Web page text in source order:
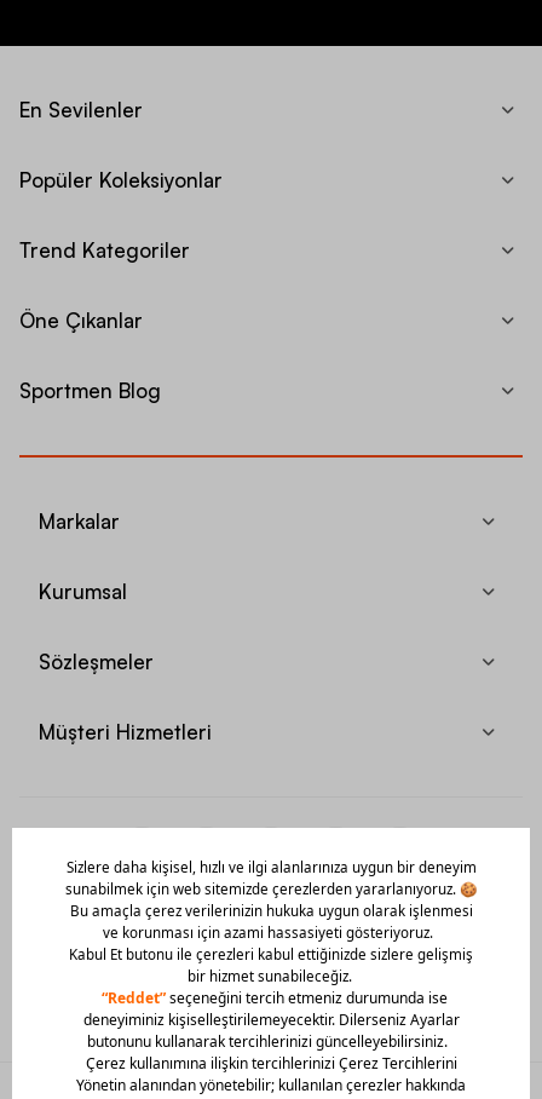
En Sevilenler
Popüler Koleksiyonlar
Trend Kategoriler
Öne Çıkanlar
Sportmen Blog
Markalar
Kurumsal
Sözleşmeler
Müşteri Hizmetleri
Mobil Uygulamamızı Hemen İndir!